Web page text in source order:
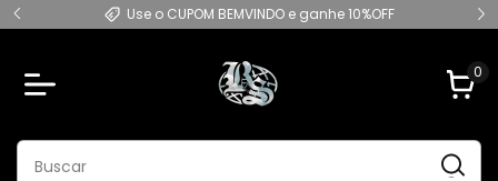
Use o CUPOM BEMVINDO e ganhe 10%OFF
0